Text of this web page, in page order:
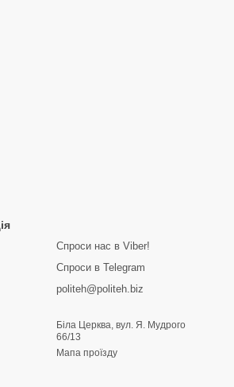
Спроси нас в Viber!
Спроси в Telegram
politeh@politeh.biz
Біла Церква, вул. Я. Мудрого
66/13
Мапа проїзду